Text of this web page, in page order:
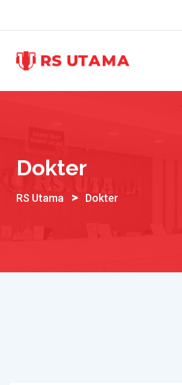
Dokter
RS Utama > Dokter